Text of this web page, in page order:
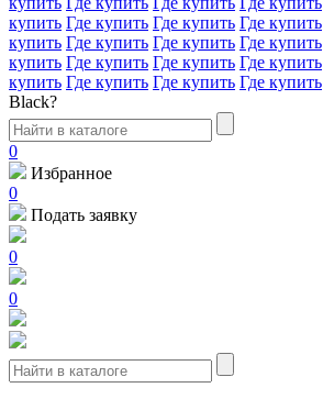
купить Где купить Где купить Где купить
купить Где купить Где купить Где купить
купить Где купить Где купить Где купить
купить Где купить Где купить Где купить
Black?
0
Избранное
0
Подать заявку
0
0